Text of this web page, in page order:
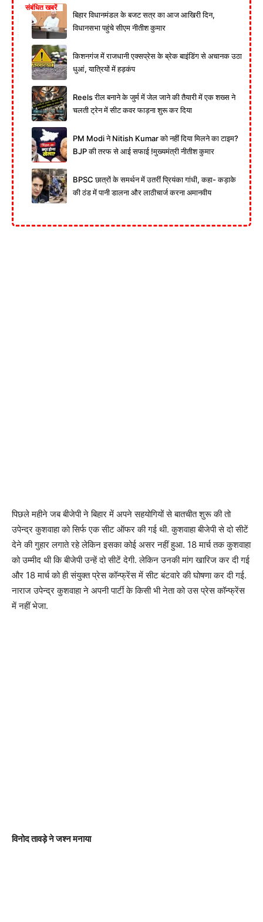
संबंधित खबरें
बिहार विधानमंडल के बजट सत्र का आज आखिरी दिन,
विधानसभा पहुंचे सीएम नीतीश कुमार
किशनगंज में राजधानी एक्सप्रेस के ब्रेक बाइंडिंग से अचानक उठा
धुआं, यात्रियों में हड़कंप
Reels रील बनाने के जुर्म में जेल जाने की तैयारी में एक शख्स ने
चलती ट्रेन में सीट कवर फाड़ना शुरू कर दिया
PM Modi ने Nitish Kumar को नहीं दिया मिलने का टाइम?
BJP की तरफ से आई सफाई !मुख्यमंत्री नीतीश कुमार
BPSC छात्रों के समर्थन में उतरीं प्रियंका गांधी, कहा- कड़ाके
की ठंड में पानी डालना और लाठीचार्ज करना अमानवीय
पिछले महीने जब बीजेपी ने बिहार में अपने सहयोगियों से बातचीत शुरू की तो
उपेन्द्र कुशवाहा को सिर्फ एक सीट ऑफर की गई थी. कुशवाहा बीजेपी से दो सीटें
देने की गुहार लगाते रहे लेकिन इसका कोई असर नहीं हुआ. 18 मार्च तक कुशवाहा
को उम्मीद थी कि बीजेपी उन्हें दो सीटें देगी. लेकिन उनकी मांग खारिज कर दी गई
और 18 मार्च को ही संयुक्त प्रेस कॉन्फ्रेंस में सीट बंटवारे की घोषणा कर दी गई.
नाराज उपेन्द्र कुशवाहा ने अपनी पार्टी के किसी भी नेता को उस प्रेस कॉन्फ्रेंस
में नहीं भेजा.
विनोद तावड़े ने जश्न मनाया